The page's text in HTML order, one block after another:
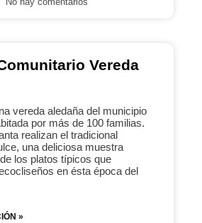
Vereda
vereda aledaña del municipio
por más de 100 familias.
realizan el tradicional
una deliciosa muestra
los platos típicos que
en ésta época del
»